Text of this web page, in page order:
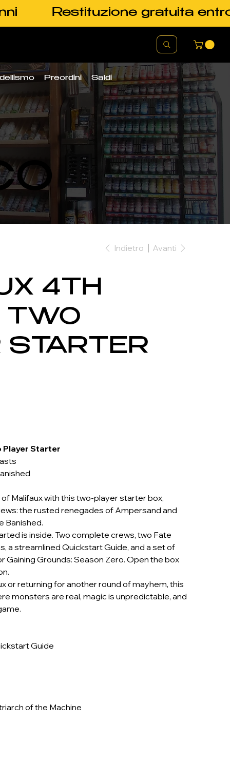
Restituzione gratuita
Preordini Saldi
Indietro Avanti
4TH
TWO
STARTER
Player Starter
Malifaux with this two-player starter box,
the rusted renegades of Ampersand and
Banished.
is inside. Two complete crews, two Fate
a streamlined Quickstart Guide, and a set of
Grounds: Season Zero. Open the box
or returning for another round of mayhem, this
monsters are real, magic is unpredictable, and
Guide
of the Machine